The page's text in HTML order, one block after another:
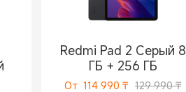
Redmi Pad 2 Серый 8
ГБ + 256 ГБ
От 114 990 ₸ 129 990 ₸